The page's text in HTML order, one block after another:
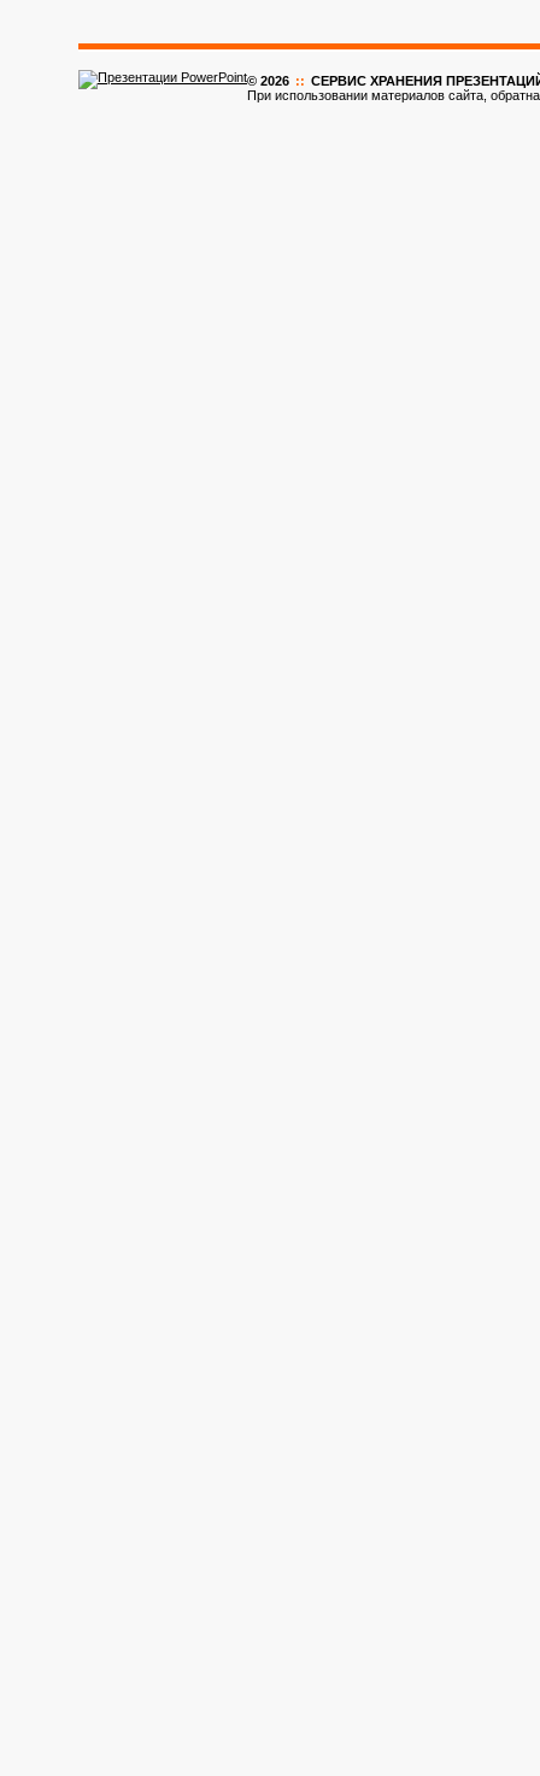
© 2026 :: CЕРВИС ХРАНЕНИЯ ПРЕЗЕНТАЦИЙ
При использовании материалов сайта,